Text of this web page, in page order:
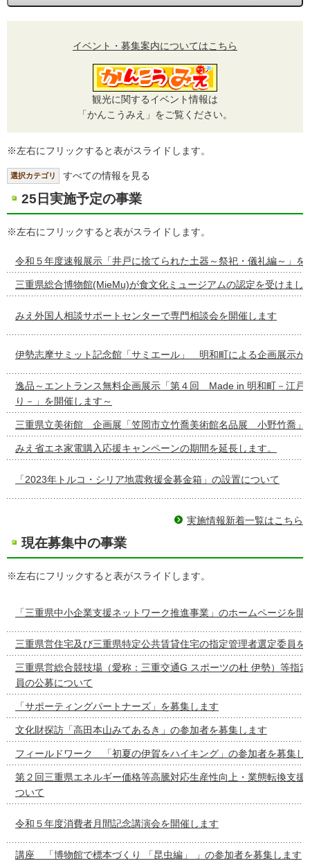
イベント・募集案内についてはこちら
観光に関するイベント情報は
「かんこうみえ」をご覧ください。
※左右にフリックすると表がスライドします。
選択カテゴリ すべての情報を見る
25日実施予定の事業
※左右にフリックすると表がスライドします。
令和５年度速報展示「井戸に捨てられた土器～祭祀・儀礼編～」を
三重県総合博物館(MieMu)が食文化ミュージアムの認定を受けまし
みえ外国人相談サポートセンターで専門相談会を開催します
伊勢志摩サミット記念館「サミエール」 明和町による企画展示が
逸品～エントランス無料企画展示「第４回 Made in 明和町－江戸
り－」を開催します～
三重県立美術館 企画展「笠岡市立竹喬美術館名品展 小野竹喬」
みえ省エネ家電購入応援キャンペーンの期間を延長します。
「2023年トルコ・シリア地震救援金募金箱」の設置について
実施情報新着一覧はこちら
現在募集中の事業
※左右にフリックすると表がスライドします。
「三重県中小企業支援ネットワーク推進事業」のホームページを開
三重県営住宅及び三重県特定公共賃貸住宅の指定管理者選定委員を
三重県営総合競技場（愛称：三重交通G スポーツの杜 伊勢）等指
員の公募について
「サポーティングパートナーズ」を募集します
文化財探訪「高田本山みてあるき」の参加者を募集します
フィールドワーク 「初夏の伊賀をハイキング」の参加者を募集し
第２回三重県エネルギー価格等高騰対応生産性向上・業態転換支援
ついて
令和５年度消費者月間記念講演会を開催します
講座 「博物館で標本づくり 「昆虫編」 」の参加者を募集します